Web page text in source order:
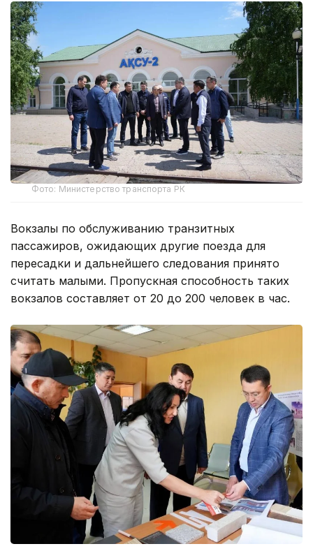
Фото: Министерство транспорта РК
Вокзалы по обслуживанию транзитных
пассажиров, ожидающих другие поезда для
пересадки и дальнейшего следования принято
считать малыми. Пропускная способность таких
вокзалов составляет от 20 до 200 человек в час.